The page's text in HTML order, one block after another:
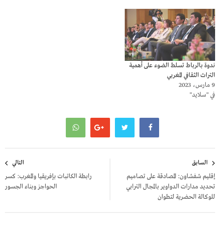
ندوة بالرباط تسلط الضوء على أهمية
التراث الثقافي المغربي
9 مارس، 2023
في "سلايد"
المقالات
السابق
إقليم شفشاون: المصادقة على تصاميم
تحديد مدارات الدواوير بالمجال الترابي
للوكالة الحضرية لتطوان
التالي
رابطة الكاتبات بإفريقيا والمغرب: كسر
الحواجز وبناء الجسور